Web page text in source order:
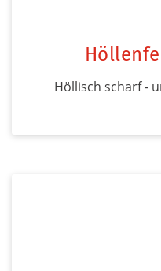
Höllisch scharf -